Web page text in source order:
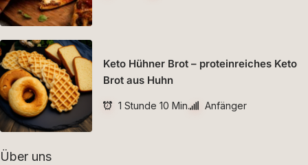
Keto Hühner Brot – proteinreiches Keto
Brot aus Huhn
1 Stunde 10 Min. Anfänger
Über uns